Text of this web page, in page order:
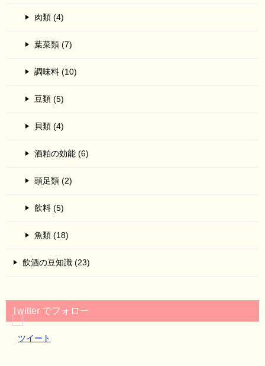
肉類 (4)
葉菜類 (7)
調味料 (10)
豆類 (5)
貝類 (4)
酒粕の効能 (6)
頭足類 (2)
飲料 (5)
魚類 (18)
飲酒の豆知識 (23)
Twitter でフォロー
ツイート